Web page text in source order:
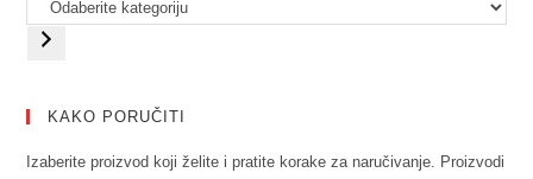
KAKO PORUČITI
Izaberite proizvod koji želite i pratite korake za naručivanje. Proizvodi